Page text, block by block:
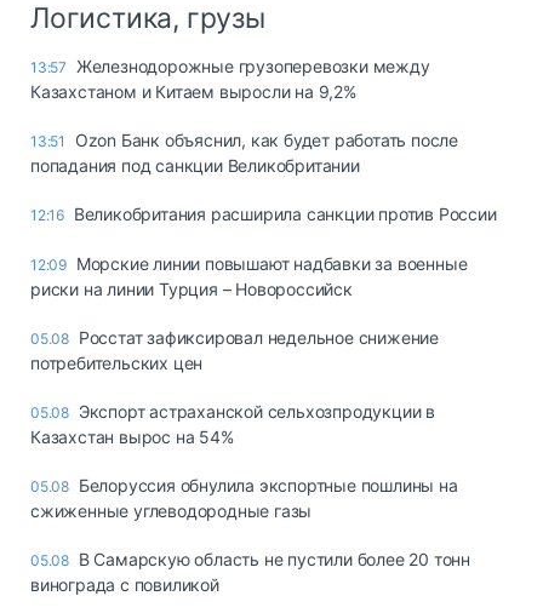
Логистика, грузы
13:57
Железнодорожные грузоперевозки между
Казахстаном и Китаем выросли на 9,2%
13:51
Ozon Банк объяснил, как будет работать после
попадания под санкции Великобритании
12:16 Великобритания расширила санкции против России
12:09 Морские линии повышают надбавки за военные
риски на линии Турция – Новороссийск
05.08 Росстат зафиксировал недельное снижение
потребительских цен
05.08 Экспорт астраханской сельхозпродукции в
Казахстан вырос на 54%
05.08 Белоруссия обнулила экспортные пошлины на
сжиженные углеводородные газы
05.08 В Самарскую область не пустили более 20 тонн
винограда с повиликой